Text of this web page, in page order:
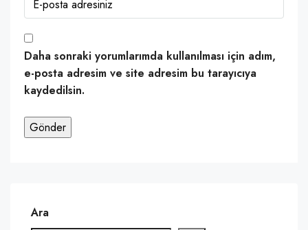
Daha sonraki yorumlarımda kullanılması için adım,
e-posta adresim ve site adresim bu tarayıcıya
kaydedilsin.
Ara